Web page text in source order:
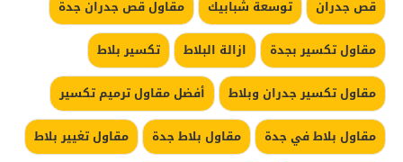
قص جدران
توسعة شبابيك
مقاول قص جدران جدة
مقاول تكسير بجدة
ازالة البلاط
تكسير بلاط
مقاول تكسير جدران وبلاط
أفضل مقاول ترميم تكسير
مقاول بلاط في جدة
مقاول بلاط جدة
مقاول تغيير بلاط